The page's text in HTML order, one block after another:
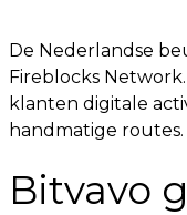
De Nederlandse
Fireblocks
klanten digitale
handmatige routes.
Bitvavo